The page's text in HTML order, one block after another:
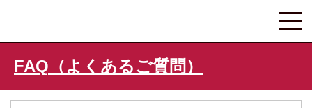
FAQ（よくあるご質問）